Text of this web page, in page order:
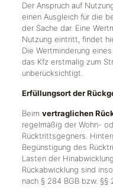
Der Anspruch auf
einen Ausgleich für die
der Sache dar. Eine
Nutzung eintritt, findet
Die Wertminderung
das Kfz erstmalig zum
unberücksichtigt.
Erfüllungsort der
Beim vertraglichen
regelmäßig der Wohn-
Rücktrittsgegners.
Begünstigung des
Lasten der
Rückabwicklung sind
nach § 284 BGB bzw. §§